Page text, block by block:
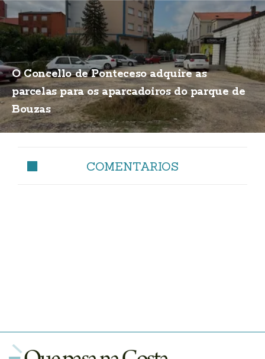
O Concello de Ponteceso adquire as
parcelas para os aparcadoiros do parque de
Bouzas
COMENTARIOS